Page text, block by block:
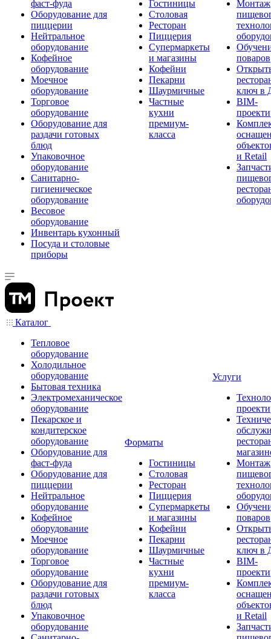
фаст-фуда
Оборудование для
пиццерии
Нейтральное
оборудование
Кофейное
оборудование
Моечное
оборудование
Торговое
оборудование
Оборудование для
раздачи готовых
блюд
Упаковочное
оборудование
Санитарно-
гигиеническое
оборудование
Весовое
оборудование
Инвентарь кухонный
Посуда и столовые
приборы
Гостиницы
Столовая
Ресторан
Пиццерия
Супермаркеты
и магазины
Кофейни
Пекарни
Шаурмичные
Частные
кухни
премиум-
класса
Монтаж
поваров
ключ в
BIM-
и Retail
Каталог
Тепловое
оборудование
Холодильное
оборудование
Бытовая техника
Электромеханическое
оборудование
Пекарское и
кондитерское
оборудование
Оборудование для
фаст-фуда
Оборудование для
пиццерии
Нейтральное
оборудование
Кофейное
оборудование
Моечное
оборудование
Торговое
оборудование
Оборудование для
раздачи готовых
блюд
Упаковочное
оборудование
Форматы
Гостиницы
Столовая
Ресторан
Пиццерия
Супермаркеты
и магазины
Кофейни
Пекарни
Шаурмичные
Частные
кухни
премиум-
класса
Услуги
Монтаж
поваров
ключ в
BIM-
и Retail